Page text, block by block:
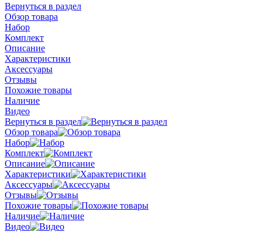
Вернуться в раздел
Обзор товара
Набор
Комплект
Описание
Характеристики
Аксессуары
Отзывы
Похожие товары
Наличие
Видео
Вернуться в раздел
Обзор товара
Набор
Комплект
Описание
Характеристики
Аксессуары
Отзывы
Похожие товары
Наличие
Видео